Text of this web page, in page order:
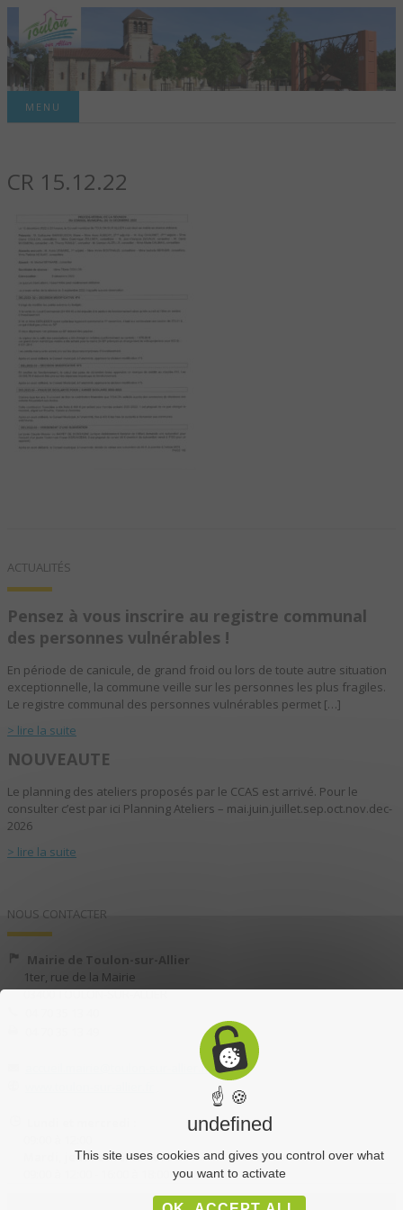
TOULON-SUR-
ALLIER – SITE
OFFICIEL DE LA
MENU
CR 15.12.22
ACTUALITÉS
Pensez à vous inscrire au registre communal
des personnes vulnérables !
En période de canicule, de grand froid ou lors de toute autre situation
exceptionnelle, la commune veille sur les personnes les plus fragiles.
Le registre communal des personnes vulnérables permet […]
> lire la suite
NOUVEAUTE
Le planning des ateliers proposés par le CCAS est arrivé. Pour le
consulter c’est par ici Planning Ateliers – mai.juin.juillet.sep.oct.nov.dec-
2026
> lire la suite
NOUS CONTACTER
Mairie de Toulon-sur-Allier
1ter, rue de la Mairie
03400 TOULON-SUR-ALLIER
accueil.mairie@toulon-sur-allier.fr
Mardi, jeudi et vendredi :
☝ 🍪
undefined
This site uses cookies and gives you control over what
you want to activate